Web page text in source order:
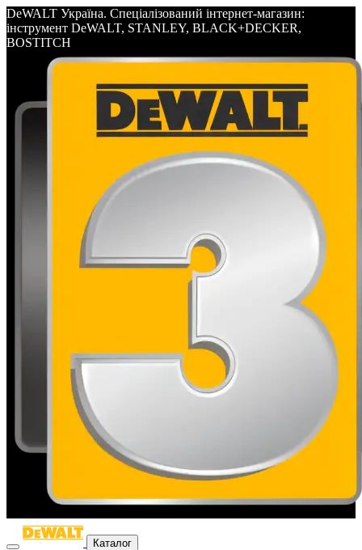
DeWALT Україна. Спеціалізований інтернет-магазин:
інструмент DeWALT, STANLEY, BLACK+DECKER,
BOSTITCH
Каталог